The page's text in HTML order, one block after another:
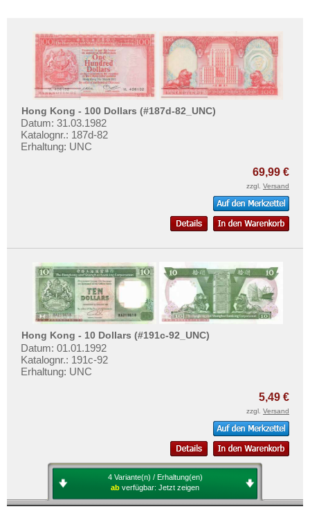
Südkorea
Syrien
Tadschikistan
Taiwan
Thailand
Timor
Vietnam Süd
Hong Kong - 100 Dollars (#187d-82_UNC)
Datum: 31.03.1982
Katalognr.: 187d-82
Erhaltung: UNC
69,99 €
zzgl. Versand
Hong Kong - 10 Dollars (#191c-92_UNC)
Datum: 01.01.1992
Katalognr.: 191c-92
Erhaltung: UNC
5,49 €
zzgl. Versand
4 Variante(n) / Erhaltung(en)
ab verfügbar: Jetzt zeigen